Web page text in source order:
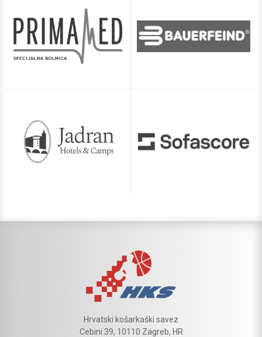
Hrvatski košarkaški savez
Cebini 39, 10110 Zagreb, HR